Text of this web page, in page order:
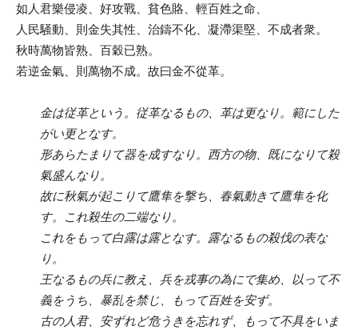
如人君樂侵凌、好攻戰、貧色賂、輕百姓之命、
人民騒動、則金失其性、治鑄不化、凝滯渠堅、不成者衆。
秋時萬物皆熟、百穀已熟。
若逆金氣、則萬物不成。故曰金不從革。
金は従革という。従革なるもの、革は更なり。範にした
がい更となす。
形あらたまりて器を成すなり。西方の物、既になりて殺
氣盛んなり。
故に秋氣が起こりて鷹隼を撃ち、春氣動きて鷹隼を化
す。これ殺生の二端なり。
これをもって白露は露となす。露なるもの殺伐の表な
り。
王なるもの兵に教え、兵を戎事の為にで集め、以って不
義をうち、暴乱を禁じ、もって百姓を安ず。
古の人君、安ずれど危うきを忘れず、もって不具をいま